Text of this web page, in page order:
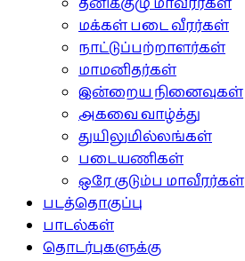
மக்கள் படை வீரர்கள்
நாட்டுப்பற்றாளர்கள்
மாமனிதர்கள்
இன்றைய நினைவுகள்
அகவை வாழ்த்து
துயிலுமில்லங்கள்
படையணிகள்
ஒரே குடும்ப மாவீரர்கள்
படத்தொகுப்பு
பாடல்கள்
தொடர்புகளுக்கு